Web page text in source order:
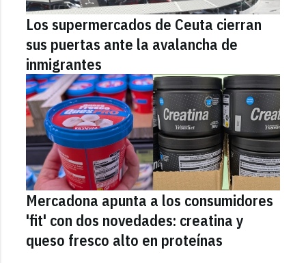
Los supermercados de Ceuta cierran
sus puertas ante la avalancha de
inmigrantes
Mercadona apunta a los consumidores
'fit' con dos novedades: creatina y
queso fresco alto en proteínas